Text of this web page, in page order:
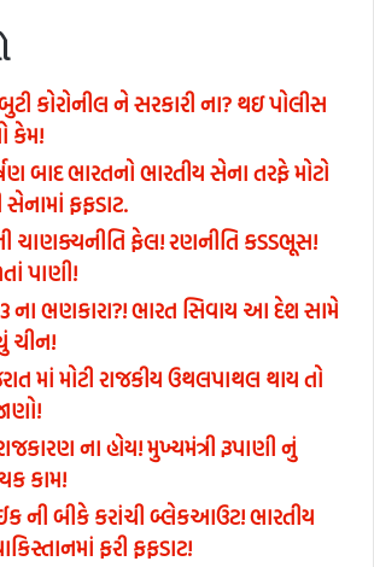
કોરોનીલ ને સરકારી ના? થઇ પોલીસ
કેમ!
બાદ ભારતનો ભારતીય સેના તરફે મોટો
સેનામાં ફફડાટ.
ચાણક્યનીતિ ફેલ! રણનીતિ કડડભૂસ!
પાણી!
ના ભણકારા?! ભારત સિવાય આ દેશ સામે
ચીન!
માં મોટી રાજકીય ઉથલપાથલ થાય તો
ના હોય! મુખ્યમંત્રી રૂપાણી નું
કામ!
ની બીકે કરાંચી બ્લેકઆઉટ! ભારતીય
ફરી ફફડાટ!